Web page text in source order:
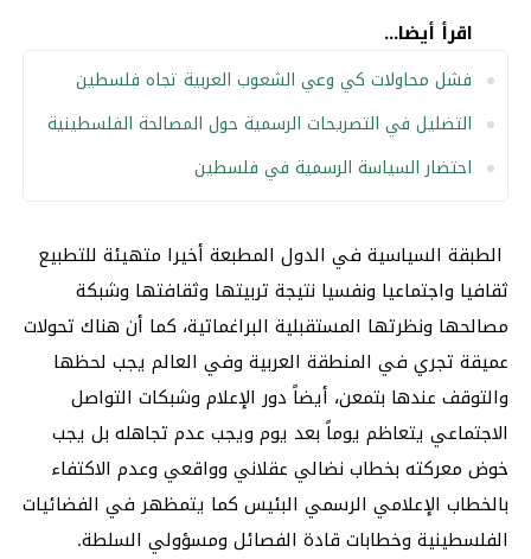
اقرأ أيضا...
فشل محاولات كي وعي الشعوب العربية تجاه فلسطين
التضليل في التصريحات الرسمية حول المصالحة الفلسطينية
احتضار السياسة الرسمية في فلسطين
الطبقة السياسية في الدول المطبعة أخيرا متهيئة للتطبيع
ثقافيا واجتماعيا ونفسيا نتيجة تربيتها وثقافتها وشبكة
مصالحها ونظرتها المستقبلية البراغماتية، كما أن هناك تحولات
عميقة تجري في المنطقة العربية وفي العالم يجب لحظها
والتوقف عندها بتمعن، أيضاً دور الإعلام وشبكات التواصل
الاجتماعي يتعاظم يوماً بعد يوم ويجب عدم تجاهله بل يجب
خوض معركته بخطاب نضالي عقلاني وواقعي وعدم الاكتفاء
بالخطاب الإعلامي الرسمي البئيس كما يتمظهر في الفضائيات
الفلسطينية وخطابات قادة الفصائل ومسؤولي السلطة.